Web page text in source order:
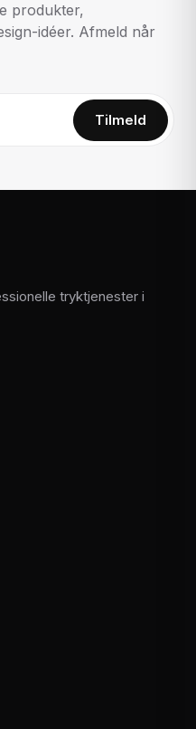
produkter,
idéer. Afmeld når
Tilmeld
tryktjenester i